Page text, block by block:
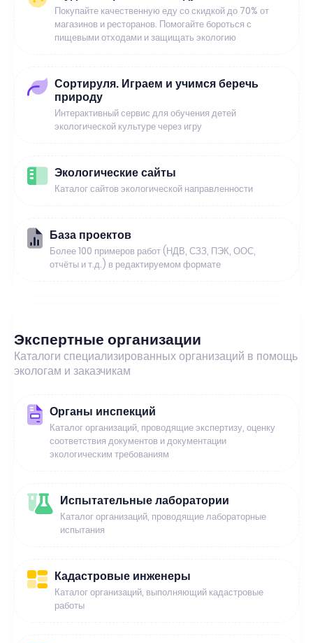
Покупайте качественную еду со скидкой до 70% от
магазинов и ресторанов. Помогайте бороться с
пищевыми отходами и защищать экологию
Сортируля. Играем и учимся беречь
природу
Интерактивный сервис для обучения детей
экологической культуре через игру
Экологические сайты
Каталог сайтов экологической направленности
База проектов
Более 100 примеров работ (НДВ, СЗЗ, ПЭК, ООС,
отчёты и т.д.) в редактируемом формате
Экспертные организации
Каталоги специализированных организаций в помощь
экологам и заказчикам
Органы инспекций
Каталог организаций, проводящие экспертизу, оценку
соответствия документов и документации
экологическим требованиям
Испытательные лаборатории
Каталог организаций, проводящие лабораторные
испытания
Кадастровые инженеры
Каталог организаций, выполняющий кадастровые
работы